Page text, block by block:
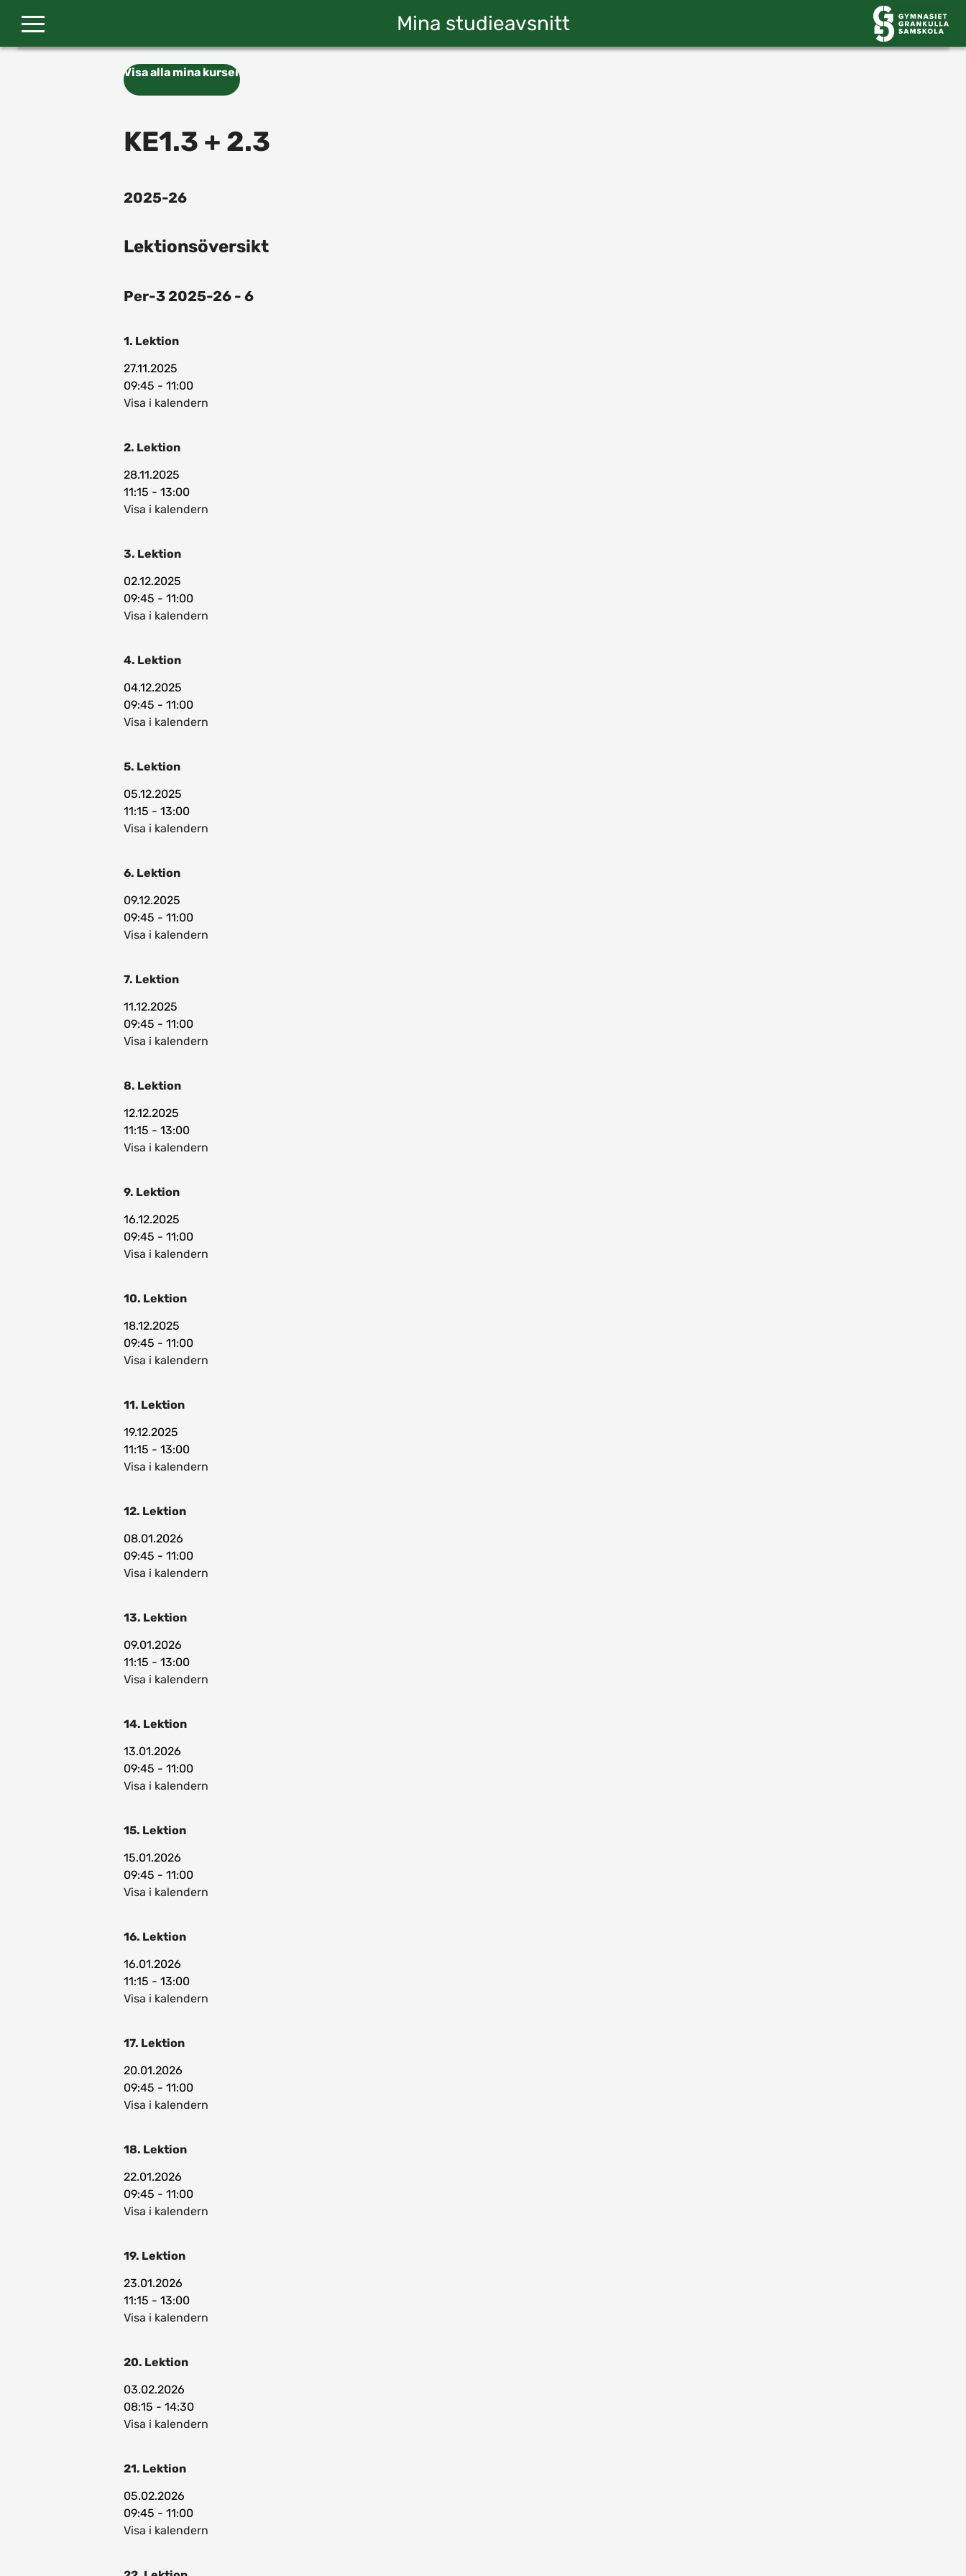
Mina studieavsnitt
Visa alla mina kurser
KE1.3 + 2.3
2025-26
Lektionsöversikt
Per-3 2025-26 - 6
1. Lektion
27.11.2025
09:45 - 11:00
Visa i kalendern
2. Lektion
28.11.2025
11:15 - 13:00
Visa i kalendern
3. Lektion
02.12.2025
09:45 - 11:00
Visa i kalendern
4. Lektion
04.12.2025
09:45 - 11:00
Visa i kalendern
5. Lektion
05.12.2025
11:15 - 13:00
Visa i kalendern
6. Lektion
09.12.2025
09:45 - 11:00
Visa i kalendern
7. Lektion
11.12.2025
09:45 - 11:00
Visa i kalendern
8. Lektion
12.12.2025
11:15 - 13:00
Visa i kalendern
9. Lektion
16.12.2025
09:45 - 11:00
Visa i kalendern
10. Lektion
18.12.2025
09:45 - 11:00
Visa i kalendern
11. Lektion
19.12.2025
11:15 - 13:00
Visa i kalendern
12. Lektion
08.01.2026
09:45 - 11:00
Visa i kalendern
13. Lektion
09.01.2026
11:15 - 13:00
Visa i kalendern
14. Lektion
13.01.2026
09:45 - 11:00
Visa i kalendern
15. Lektion
15.01.2026
09:45 - 11:00
Visa i kalendern
16. Lektion
16.01.2026
11:15 - 13:00
Visa i kalendern
17. Lektion
20.01.2026
09:45 - 11:00
Visa i kalendern
18. Lektion
22.01.2026
09:45 - 11:00
Visa i kalendern
19. Lektion
23.01.2026
11:15 - 13:00
Visa i kalendern
20. Lektion
03.02.2026
08:15 - 14:30
Visa i kalendern
21. Lektion
05.02.2026
09:45 - 11:00
Visa i kalendern